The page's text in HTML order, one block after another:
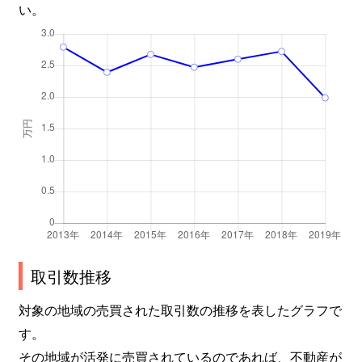
い。
取引数推移
対象の地域の売買された取引数の推移を表したグラフで
す。
その地域が活発に売買されているのであれば、不動産が